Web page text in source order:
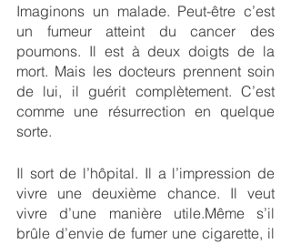
Imaginons un malade. Peut-être c’est
un fumeur atteint du cancer des
poumons. Il est à deux doigts de la
mort. Mais les docteurs prennent soin
de lui, il guérit complètement. C’est
comme une résurrection en quelque
sorte.
Il sort de l’hôpital. Il a l’impression de
vivre une deuxième chance. Il veut
vivre d’une manière utile.Même s’il
brûle d’envie de fumer une cigarette, il